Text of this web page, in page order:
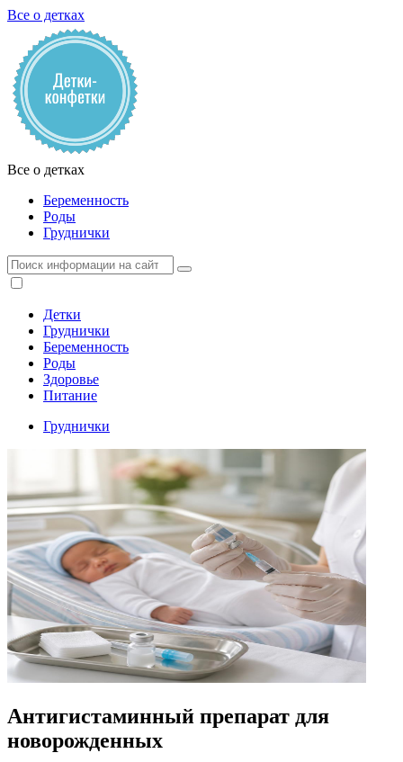
Все о детках
Все о детках
Беременность
Роды
Груднички
Детки
Груднички
Беременность
Роды
Здоровье
Питание
Груднички
Антигистаминный препарат для
новорожденных